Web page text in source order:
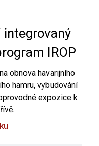
IROP
obnova havarijního
hamru, vybudování
expozice k